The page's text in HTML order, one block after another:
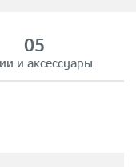
и аксессуары